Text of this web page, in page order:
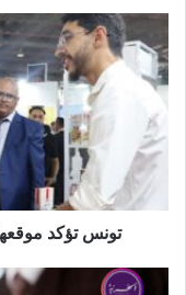
تونس تؤكد